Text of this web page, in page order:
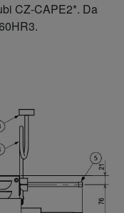
CZ-CAPE2*. Da